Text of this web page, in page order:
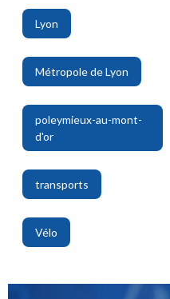
Lyon
,
Métropole de Lyon
,
poleymieux-au-mont-
d'or
,
transports
,
Vélo